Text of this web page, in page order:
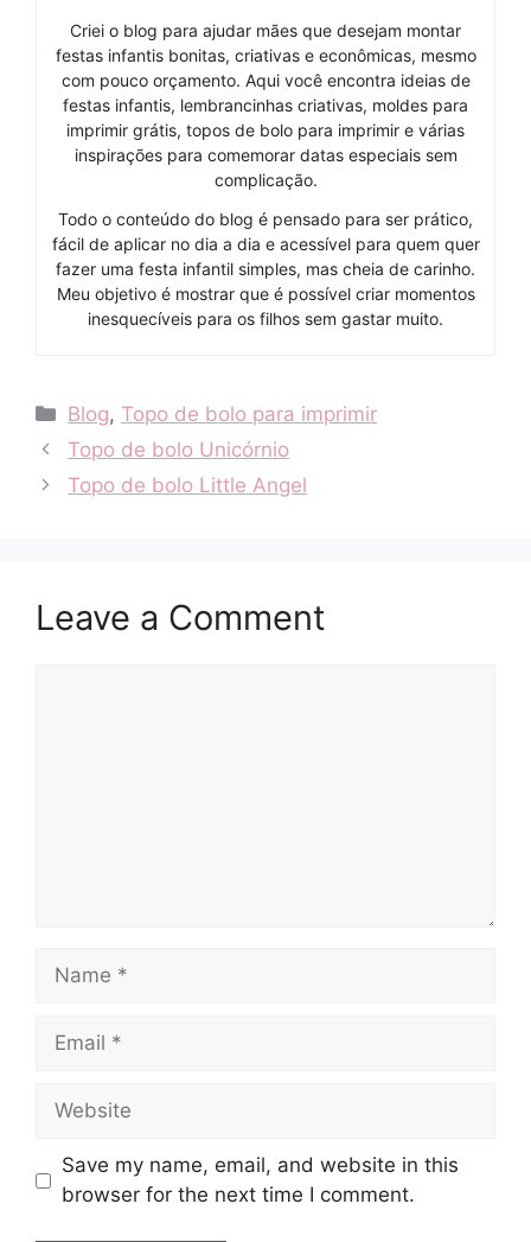
Criei o blog para ajudar mães que desejam montar
festas infantis bonitas, criativas e econômicas, mesmo
com pouco orçamento. Aqui você encontra ideias de
festas infantis, lembrancinhas criativas, moldes para
imprimir grátis, topos de bolo para imprimir e várias
inspirações para comemorar datas especiais sem
complicação.
Todo o conteúdo do blog é pensado para ser prático,
fácil de aplicar no dia a dia e acessível para quem quer
fazer uma festa infantil simples, mas cheia de carinho.
Meu objetivo é mostrar que é possível criar momentos
inesquecíveis para os filhos sem gastar muito.
Categories
Blog, Topo de bolo para imprimir
Topo de bolo Unicórnio
Topo de bolo Little Angel
Leave a Comment
Name
Email
Website
Save my name, email, and website in this
browser for the next time I comment.